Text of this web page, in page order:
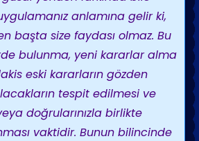
anlamına gelir ki,
başta size faydası olmaz. Bu
bulunma, yeni kararlar alma
eski kararların gözden
tespit edilmesi ve
doğrularınızla birlikte
vaktidir. Bunun bilincinde